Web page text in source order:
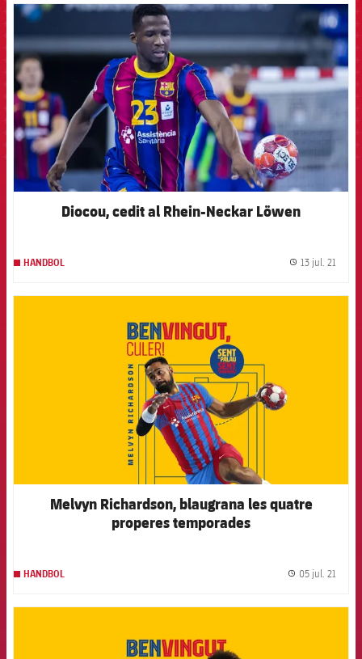
FCB Barcelona badge
Diocou, cedit al Rhein-Neckar Löwen
HANDBOL 13 jul. 21
Melvyn Richardson, blaugrana les quatre
properes temporades
HANDBOL 05 jul. 21